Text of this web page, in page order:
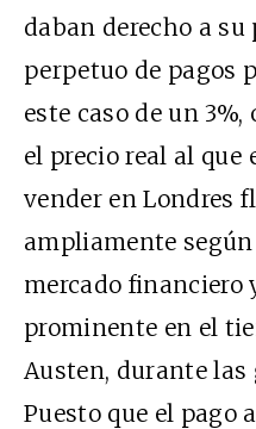
daban derecho a
perpetuo de pagos
este caso de un
el precio real al que
vender en Londres
ampliamente
mercado financiero
prominente en el
Austen, durante las
Puesto que el pago